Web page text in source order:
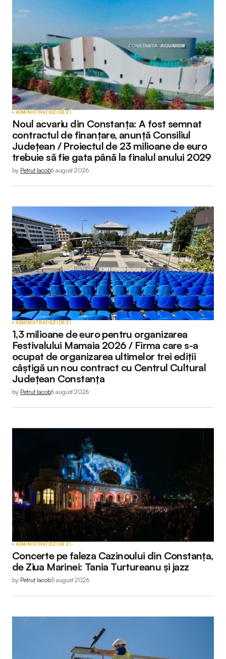
ADMINISTRAȚIEZI DE ZI
Noul acvariu din Constanța: A fost semnat
contractul de finanțare, anunță Consiliul
Județean / Proiectul de 23 milioane de euro
trebuie să fie gata până la finalul anului 2029
by Petruț Iacob6 august 2026
ADMINISTRAȚIEZI DE ZI
1,3 milioane de euro pentru organizarea
Festivalului Mamaia 2026 / Firma care s-a
ocupat de organizarea ultimelor trei ediții
câștigă un nou contract cu Centrul Cultural
Județean Constanța
by Petruț Iacob6 august 2026
ADMINISTRAȚIEZI DE ZI
Concerte pe faleza Cazinoului din Constanța,
de Ziua Marinei: Tania Turtureanu și jazz
by Petruț Iacob5 august 2026